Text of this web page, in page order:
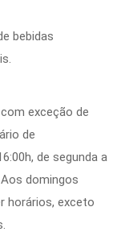
bebidas
exceção de
de
de segunda a
domingos
horários, exceto